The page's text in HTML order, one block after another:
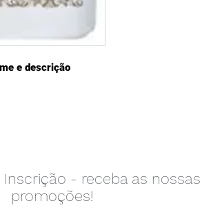
e descrição
- receba as nossas
promoções!